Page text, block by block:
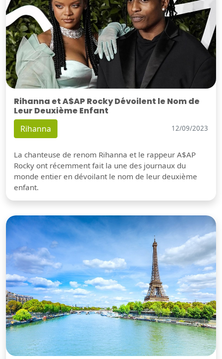
Rihanna et A$AP Rocky Dévoilent le Nom de
Leur Deuxième Enfant
Rihanna 12/09/2023
La chanteuse de renom Rihanna et le rappeur A$AP
Rocky ont récemment fait la une des journaux du
monde entier en dévoilant le nom de leur deuxième
enfant.